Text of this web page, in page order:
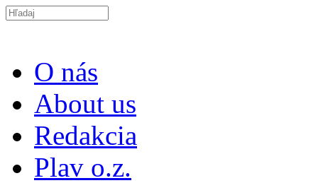
Skočiť na hlavný obsah
Search this site
O nás
About us
Redakcia
Plav o.z.